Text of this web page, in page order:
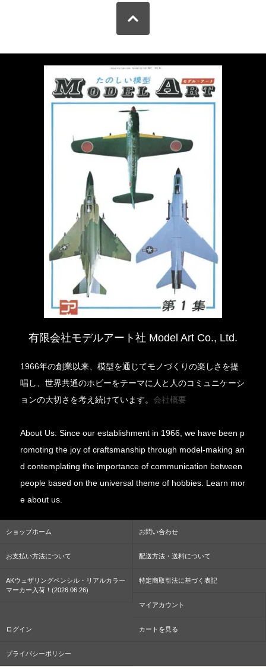
有限会社モデルアート社 Model Art Co., Ltd.
1966年の創業以来、模型を通じてモノづくりの楽しさを提
唱し、世界共通のホビーをテーマに人と人のコミュニケーシ
ョンの大切さを考え続けています。会社概要
About Us: Since our establishment in 1966, we have been p
romoting the joy of craftsmanship through model-making an
d contemplating the importance of communication between
people based on the universal theme of hobbies. Learn mor
e about us.
ショップホーム お問い合わせ
お支払い方法について 配送方法・送料について
AKウェザリングペンシル・リアルカラー
マーカー入荷！(2026.06.26)
特定商取引法に基づく表記
マイアカウント
ログイン カートを見る
プライバシーポリシー